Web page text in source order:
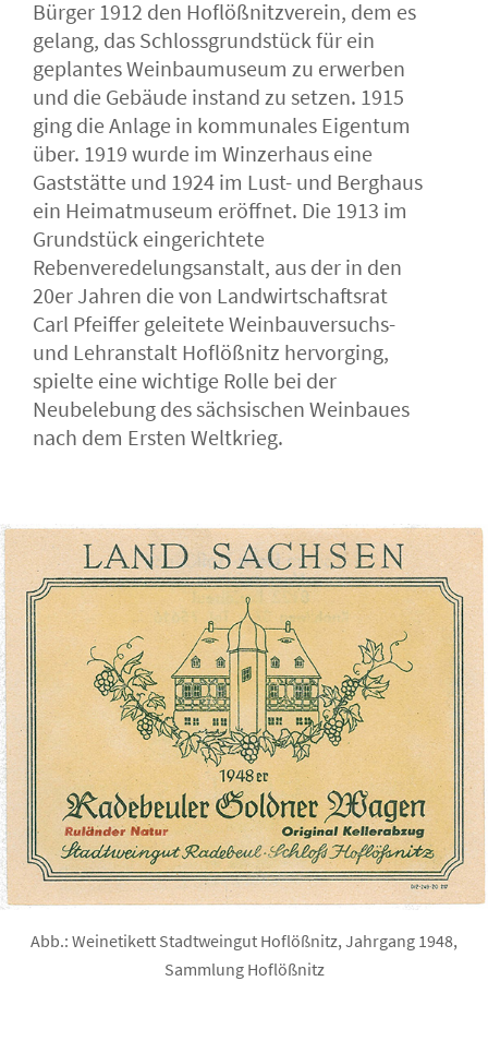
Bürger 1912 den Hoflößnitzverein, dem es
gelang, das Schlossgrundstück für ein
geplantes Weinbaumuseum zu erwerben
und die Gebäude instand zu setzen. 1915
ging die Anlage in kommunales Eigentum
über. 1919 wurde im Winzerhaus eine
Gaststätte und 1924 im Lust- und Berghaus
ein Heimatmuseum eröffnet. Die 1913 im
Grundstück eingerichtete
Rebenveredelungsanstalt, aus der in den
20er Jahren die von Landwirtschaftsrat
Carl Pfeiffer geleitete Weinbauversuchs-
und Lehranstalt Hoflößnitz hervorging,
spielte eine wichtige Rolle bei der
Neubelebung des sächsischen Weinbaues
nach dem Ersten Weltkrieg.
Abb.: Weinetikett Stadtweingut Hoflößnitz, Jahrgang 1948,
Sammlung Hoflößnitz